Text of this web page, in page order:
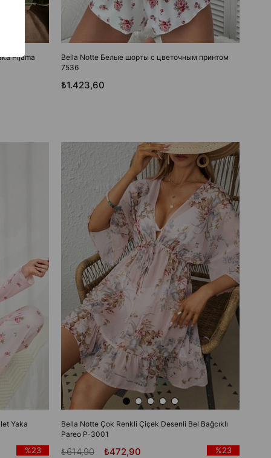
Pijama
Bella Notte Белые шорты с цветочным принтом
7536
₺1.423,60
Yaka
%23
Bella Notte Çok Renkli Çiçek Desenli Bel Bağcıklı
Pareo P-3001
₺472,90
₺614,90 %23